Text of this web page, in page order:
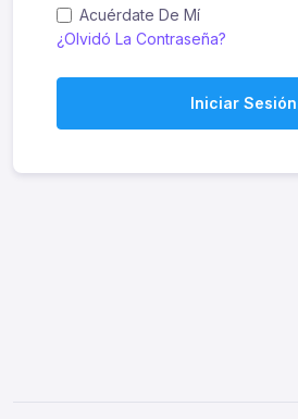
Acuérdate De Mí
¿Olvidó La Contraseña?
Iniciar Sesión